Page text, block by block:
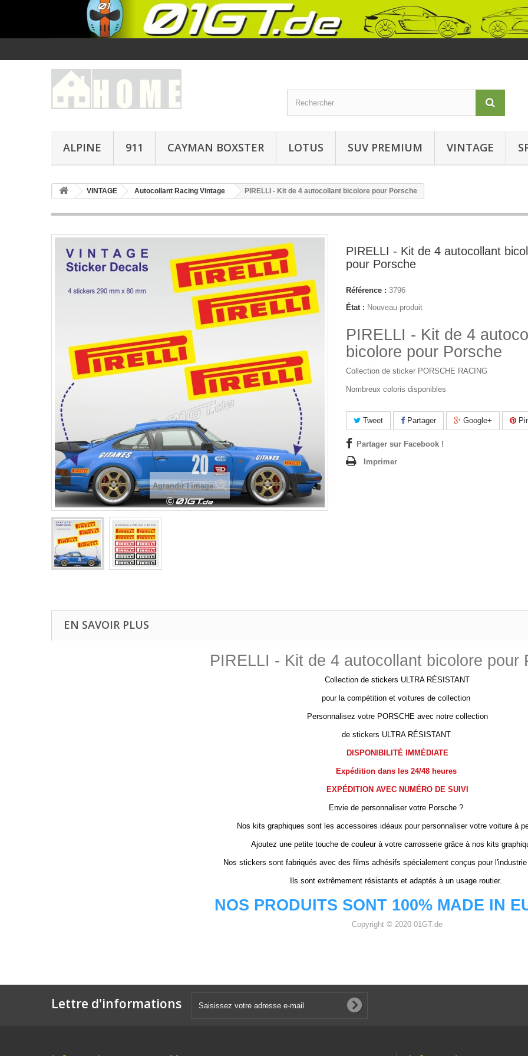
ALPINE 911 CAYMAN BOXSTER LOTUS SUV PREMIUM VINTAGE
VINTAGE Autocollant Racing Vintage PIRELLI - Kit de 4 autocollant bicolore pour Porsche
Agrandir l'image
PIRELLI - Kit de 4 autocollant
pour Porsche
Référence : 3796
État : Nouveau produit
PIRELLI - Kit de 4
bicolore pour Porsche
Collection de sticker PORSCHE RACING
Nombreux coloris disponibles
Tweet Partager Google+
Partager sur Facebook !
Imprimer
EN SAVOIR PLUS
PIRELLI - Kit de 4 autocollant bicolore pour
Collection de stickers ULTRA RÉSISTANT
pour la compétition et voitures de collection
Personnalisez votre PORSCHE avec notre collection
de stickers ULTRA RÉSISTANT
DISPONIBILITÉ IMMÉDIATE
Expédition dans les 24/48 heures
EXPÉDITION AVEC NUMÉRO DE SUIVI
Envie de personnaliser votre Porsche ?
Nos kits graphiques sont les accessoires idéaux pour personnaliser votre voiture à
Ajoutez une petite touche de couleur à votre carrosserie grâce à nos kits
Nos stickers sont fabriqués avec des films adhésifs spécialement conçus pour
Ils sont extrêmement résistants et adaptés à un usage routier.
NOS PRODUITS SONT 100% MADE IN
Copyright © 2020 01GT.de
Lettre d'informations